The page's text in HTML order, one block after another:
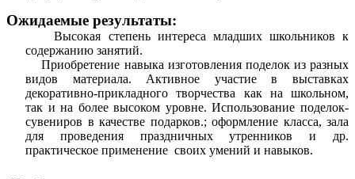
Ожидаемые результаты:
Высокая степень интереса младших школьников к
содержанию занятий.
Приобретение навыка изготовления поделок из разных
видов материала. Активное участие в выставках
декоративно-прикладного творчества как на школьном,
так и на более высоком уровне. Использование поделок-
сувениров в качестве подарков.; оформление класса, зала
для проведения праздничных утренников и др.
практическое применение своих умений и навыков.